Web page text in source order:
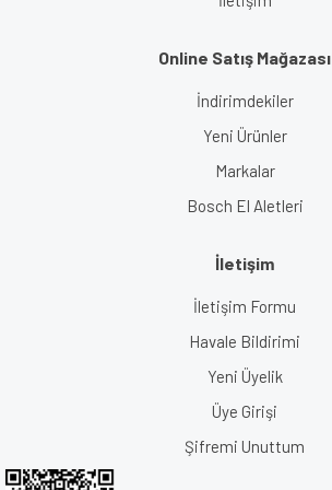
Online Satış Mağazası
İndirimdekiler
Yeni Ürünler
Markalar
Bosch El Aletleri
İletişim
İletişim Formu
Havale Bildirimi
Yeni Üyelik
Üye Girişi
Şifremi Unuttum